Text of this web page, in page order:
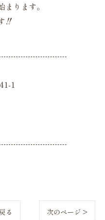
ります。
‼
1
る 次のページ >